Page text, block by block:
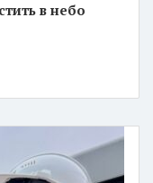
в небо